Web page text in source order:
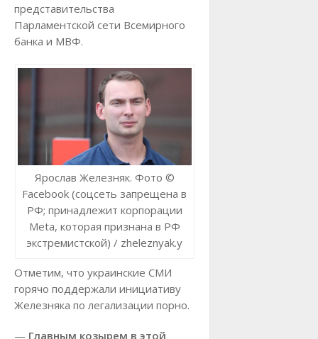
представительства
Парламентской сети Всемирного
банка и МВФ.
Ярослав Железняк. Фото ©
Facebook (соцсеть запрещена в
РФ; принадлежит корпорации
Meta, которая признана в РФ
экстремистской) / zheleznyak.y
Отметим, что украинские СМИ
горячо поддержали инициативу
Железняка по легализации порно.
— Главным козырем в этой